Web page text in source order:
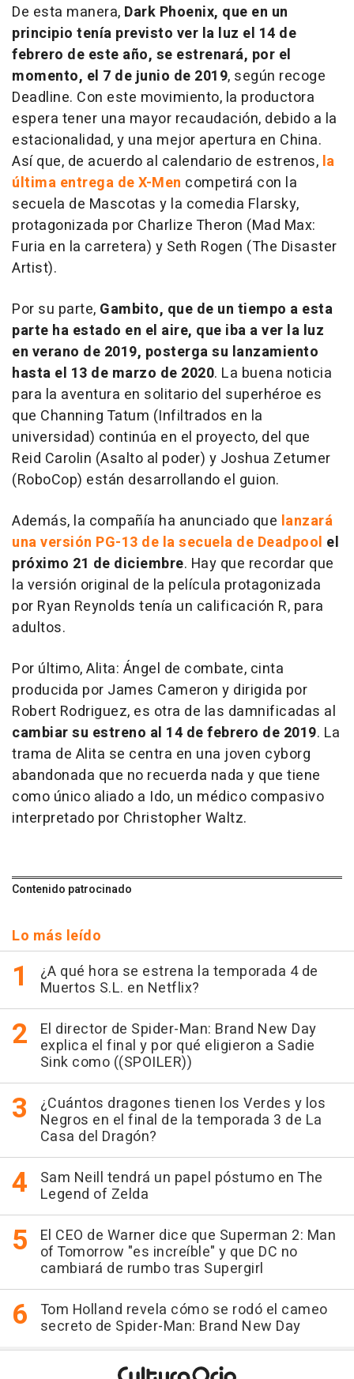
De esta manera, Dark Phoenix, que en un
principio tenía previsto ver la luz el 14 de
febrero de este año, se estrenará, por el
momento, el 7 de junio de 2019, según recoge
Deadline. Con este movimiento, la productora
espera tener una mayor recaudación, debido a la
estacionalidad, y una mejor apertura en China.
Así que, de acuerdo al calendario de estrenos, la
última entrega de X-Men competirá con la
secuela de Mascotas y la comedia Flarsky,
protagonizada por Charlize Theron (Mad Max:
Furia en la carretera) y Seth Rogen (The Disaster
Artist).
Por su parte, Gambito, que de un tiempo a esta
parte ha estado en el aire, que iba a ver la luz
en verano de 2019, posterga su lanzamiento
hasta el 13 de marzo de 2020. La buena noticia
para la aventura en solitario del superhéroe es
que Channing Tatum (Infiltrados en la
universidad) continúa en el proyecto, del que
Reid Carolin (Asalto al poder) y Joshua Zetumer
(RoboCop) están desarrollando el guion.
Además, la compañía ha anunciado que lanzará
una versión PG-13 de la secuela de Deadpool el
próximo 21 de diciembre. Hay que recordar que
la versión original de la película protagonizada
por Ryan Reynolds tenía un calificación R, para
adultos.
Por último,Alita: Ángel de combate, cinta
producida por James Cameron y dirigida por
Robert Rodriguez, es otra de las damnificadas al
cambiar su estreno al 14 de febrero de 2019. La
trama de Alita se centra en una joven cyborg
abandonada que no recuerda nada y que tiene
como único aliado a Ido, un médico compasivo
interpretado por Christopher Waltz.
Contenido patrocinado
Lo más leído
¿A qué hora se estrena la temporada 4 de
Muertos S.L. en Netflix?
El director de Spider-Man: Brand New Day
explica el final y por qué eligieron a Sadie
Sink como ((SPOILER))
¿Cuántos dragones tienen los Verdes y los
Negros en el final de la temporada 3 de La
Casa del Dragón?
Sam Neill tendrá un papel póstumo en The
Legend of Zelda
El CEO de Warner dice que Superman 2: Man
of Tomorrow "es increíble" y que DC no
cambiará de rumbo tras Supergirl
Tom Holland revela cómo se rodó el cameo
secreto de Spider-Man: Brand New Day